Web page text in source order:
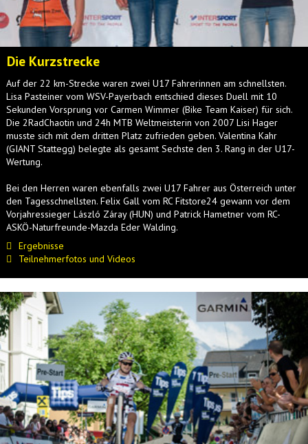
Die Kurzstrecke
Auf der 22 km-Strecke waren zwei U17 Fahrerinnen am schnellsten.
Lisa Pasteiner vom WSV-Payerbach entschied dieses Duell mit 10
Sekunden Vorsprung vor Carmen Wimmer (Bike Team Kaiser) für sich.
Die 2RadChaotin und 24h MTB Weltmeisterin von 2007 Lisi Hager
musste sich mit dem dritten Platz zufrieden geben. Valentina Kahr
(GIANT Stattegg) belegte als gesamt Sechste den 3. Rang in der U17-
Wertung.
Bei den Herren waren ebenfalls zwei U17 Fahrer aus Österreich unter
den Tagesschnellsten. Felix Gall vom RC Fitstore24 gewann vor dem
Vorjahressieger László Záray (HUN) und Patrick Hametner vom RC-
ASKÖ-Naturfreunde-Mazda Eder Walding.
Ergebnisse
Teilnehmerfotos und Videos